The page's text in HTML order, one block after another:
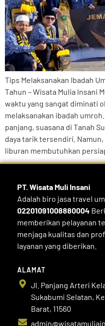
Tips Melaksanakan Ibadah
Tahun – Wisata Mulia Insani
waktu yang sangat diminati
melaksanakan ibadah
panjang, suasana di Tanah
daya tarik tersendiri.
liburan membutuhkan
PT. Wisata Muli Insani
Adalah biro jasa travel
02201091008880004
memberikan pelayanan
menjaga kualitas dan
layanan yang diberikan.
ALAMAT
Jl. Panjang Arteri
Sukabumi Selatan,
Barat, 11560